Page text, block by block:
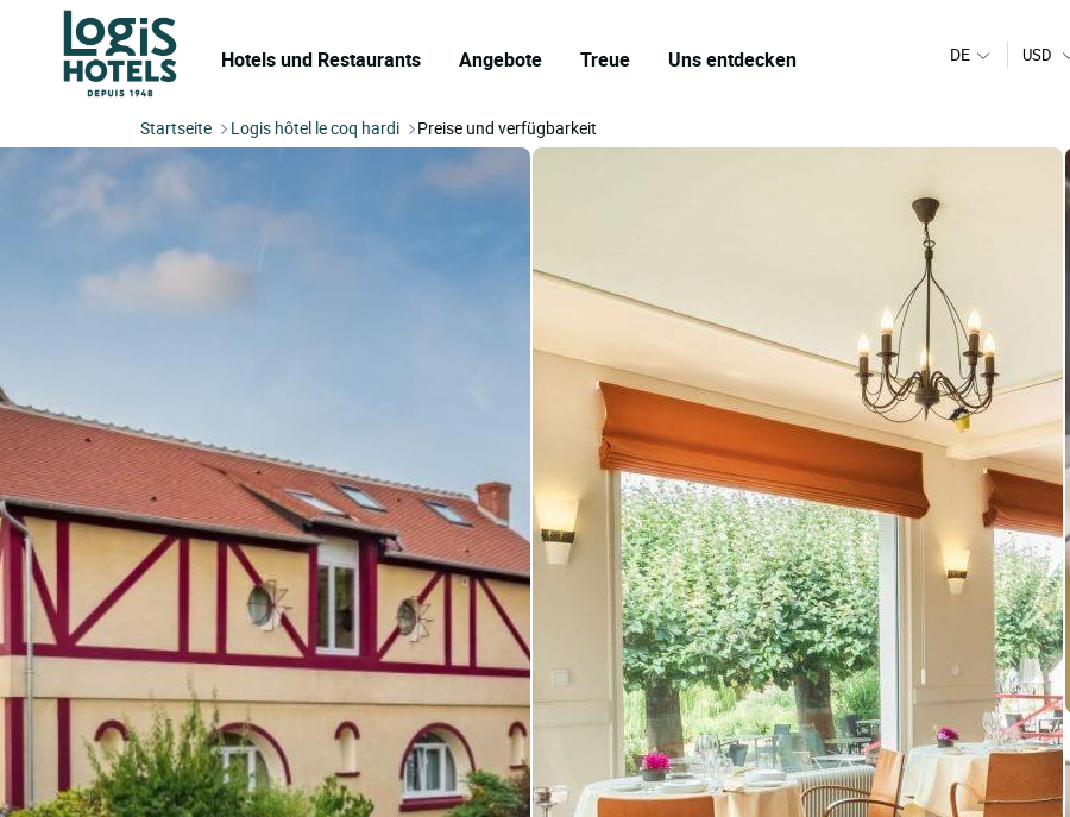
Hotels und Restaurants Angebote Treue Uns entdecken DE USD
Startseite Logis hôtel le coq hardi Preise und verfügbarkeit